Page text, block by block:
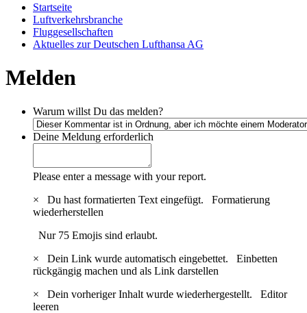
Startseite
Luftverkehrsbranche
Fluggesellschaften
Aktuelles zur Deutschen Lufthansa AG
Melden
Warum willst Du das melden?
Deine Meldung erforderlich
Please enter a message with your report.
×
Du hast formatierten Text eingefügt. Formatierung
wiederherstellen
Nur 75 Emojis sind erlaubt.
×
Dein Link wurde automatisch eingebettet. Einbetten
rückgängig machen und als Link darstellen
×
Dein vorheriger Inhalt wurde wiederhergestellt. Editor
leeren